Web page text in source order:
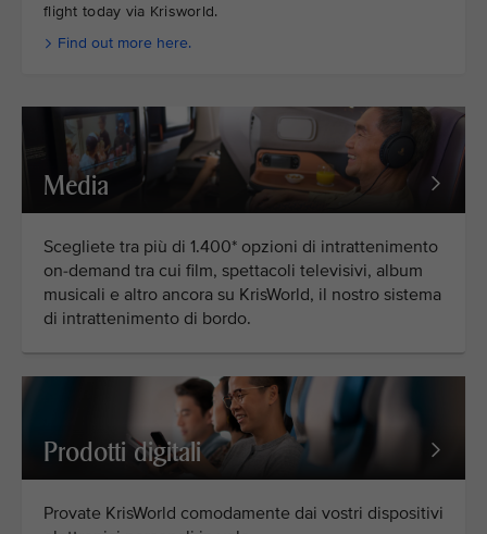
flight today via Krisworld.
Find out more here.
Media
Scegliete tra più di 1.400* opzioni di intrattenimento
on-demand tra cui film, spettacoli televisivi, album
musicali e altro ancora su KrisWorld, il nostro sistema
di intrattenimento di bordo.
Prodotti digitali
Provate KrisWorld comodamente dai vostri dispositivi